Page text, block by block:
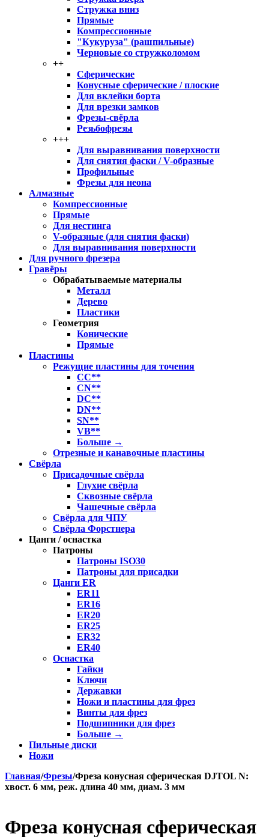
Стружка вниз
Прямые
Компрессионные
"Кукуруза" (рашпильные)
Черновые со стружколомом
++
Сферические
Конусные сферические / плоские
Для вклейки борта
Для врезки замков
Фрезы-свёрла
Резьбофрезы
+++
Для выравнивания поверхности
Для снятия фаски / V-образные
Профильные
Фрезы для неона
Алмазные
Компрессионные
Прямые
Для нестинга
V-образные (для снятия фаски)
Для выравнивания поверхности
Для ручного фрезера
Гравёры
Обрабатываемые материалы
Металл
Дерево
Пластики
Геометрия
Конические
Прямые
Пластины
Режущие пластины для точения
CC**
CN**
DC**
DN**
SN**
VB**
Больше →
Отрезные и канавочные пластины
Свёрла
Присадочные свёрла
Глухие свёрла
Сквозные свёрла
Чашечные свёрла
Свёрла для ЧПУ
Свёрла Форстнера
Цанги / оснастка
Патроны
Патроны ISO30
Патроны для присадки
Цанги ER
ER11
ER16
ER20
ER25
ER32
ER40
Оснастка
Гайки
Ключи
Державки
Ножи и пластины для фрез
Винты для фрез
Подшипники для фрез
Больше →
Пильные диски
Ножи
Главная/Фрезы/Фреза конусная сферическая DJTOL N:
хвост. 6 мм, реж. длина 40 мм, диам. 3 мм
Фреза конусная сферическая